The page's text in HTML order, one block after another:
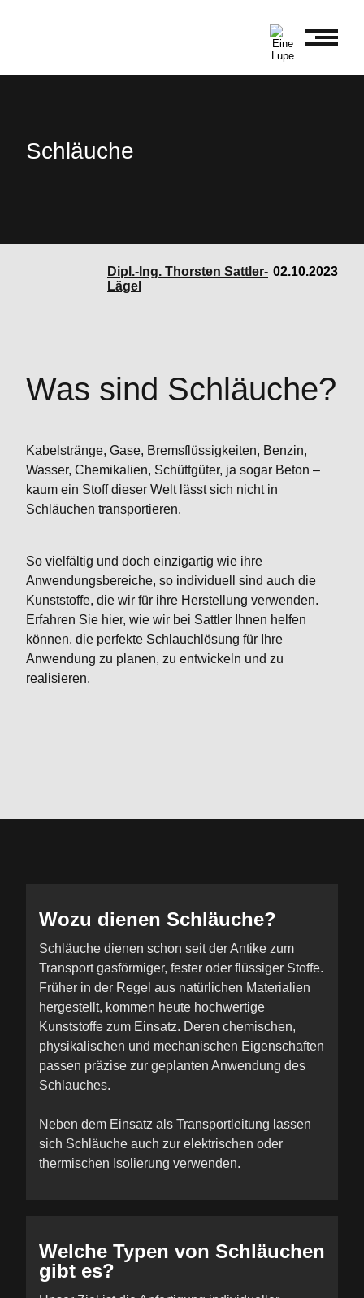
Schläuche
Dipl.-Ing. Thorsten Sattler-
Lägel
02.10.2023
Was sind Schläuche?
Kabelstränge, Gase, Bremsflüssigkeiten, Benzin,
Wasser, Chemikalien, Schüttgüter, ja sogar Beton –
kaum ein Stoff dieser Welt lässt sich nicht in
Schläuchen transportieren.
So vielfältig und doch einzigartig wie ihre
Anwendungsbereiche, so individuell sind auch die
Kunststoffe, die wir für ihre Herstellung verwenden.
Erfahren Sie hier, wie wir bei Sattler Ihnen helfen
können, die perfekte Schlauchlösung für Ihre
Anwendung zu planen, zu entwickeln und zu
realisieren.
Wozu dienen Schläuche?
Schläuche dienen schon seit der Antike zum
Transport gasförmiger, fester oder flüssiger Stoffe.
Früher in der Regel aus natürlichen Materialien
hergestellt, kommen heute hochwertige
Kunststoffe zum Einsatz. Deren chemischen,
physikalischen und mechanischen Eigenschaften
passen präzise zur geplanten Anwendung des
Schlauches.
Neben dem Einsatz als Transportleitung lassen
sich Schläuche auch zur elektrischen oder
thermischen Isolierung verwenden.
Welche Typen von Schläuchen
gibt es?